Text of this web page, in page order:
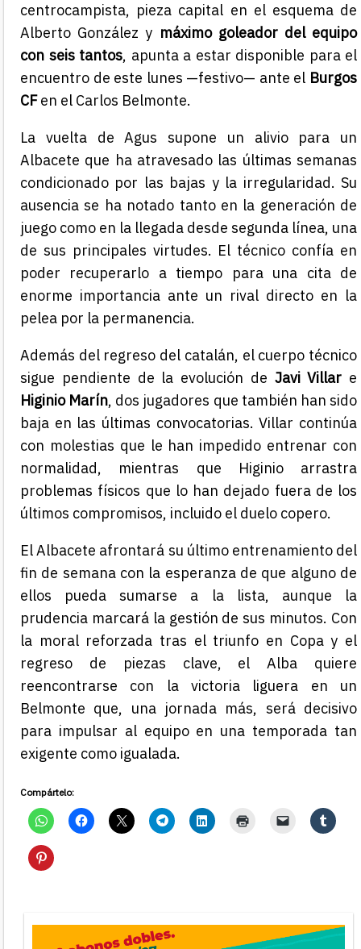
centrocampista, pieza capital en el esquema de
Alberto González y máximo goleador del equipo
con seis tantos, apunta a estar disponible para el
encuentro de este lunes —festivo— ante el Burgos
CFen el Carlos Belmonte.
La vuelta de Agus supone un alivio para un
Albacete que ha atravesado las últimas semanas
condicionado por las bajas y la irregularidad. Su
ausencia se ha notado tanto en la generación de
juego como en la llegada desde segunda línea, una
de sus principales virtudes. El técnico confía en
poder recuperarlo a tiempo para una cita de
enorme importancia ante un rival directo en la
pelea por la permanencia.
Además del regreso del catalán, el cuerpo técnico
sigue pendiente de la evolución de Javi Villar e
Higinio Marín, dos jugadores que también han sido
baja en las últimas convocatorias. Villar continúa
con molestias que le han impedido entrenar con
normalidad, mientras que Higinio arrastra
problemas físicos que lo han dejado fuera de los
últimos compromisos, incluido el duelo copero.
El Albacete afrontará su último entrenamiento del
fin de semana con la esperanza de que alguno de
ellos pueda sumarse a la lista, aunque la
prudencia marcará la gestión de sus minutos. Con
la moral reforzada tras el triunfo en Copa y el
regreso de piezas clave, el Alba quiere
reencontrarse con la victoria liguera en un
Belmonte que, una jornada más, será decisivo
para impulsar al equipo en una temporada tan
exigente como igualada.
Compártelo: